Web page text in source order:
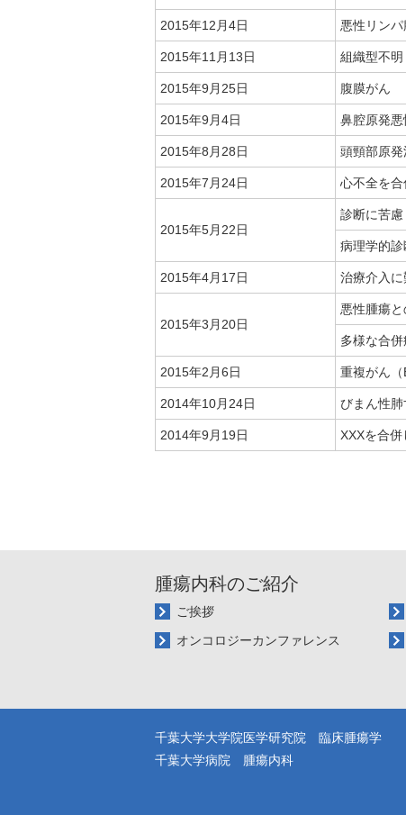
2015年12月4日 悪性リン
2015年11月13日 組織型不
2015年9月25日 腹膜がん
2015年9月4日 鼻腔原発
2015年8月28日 頭頸部原
2015年7月24日 心不全を
2015年5月22日
診断に苦
病理学的
2015年4月17日 治療介入
2015年3月20日
悪性腫瘍
多様な合
2015年2月6日 重複がん（
2014年10月24日 びまん性
2014年9月19日 XXXを合
腫瘍内科のご紹介
ご挨拶
オンコロジーカンファレンス
千葉大学大学院医学研究院 臨床腫瘍学
千葉大学病院 腫瘍内科